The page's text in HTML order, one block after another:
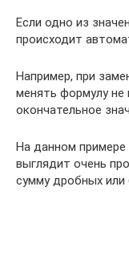
Если одно из
происходит
Например, при
менять формулу не
окончательное
На данном примере
выглядит очень
сумму дробных или